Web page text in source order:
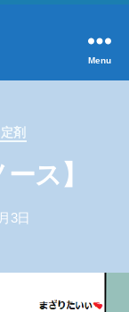
Menu
剤
ス】
3日